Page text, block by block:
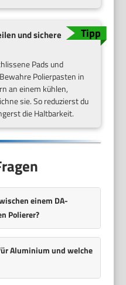
und sichere
Pads und
Polierpasten in
an einem kühlen,
sie. So reduzierst du
die Haltbarkeit.
einem DA-
Polierer?
Aluminium und welche